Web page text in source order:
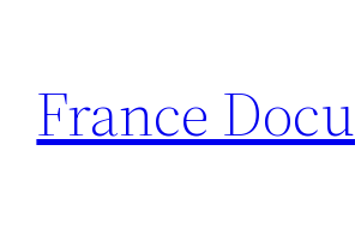
contenu
France Docu